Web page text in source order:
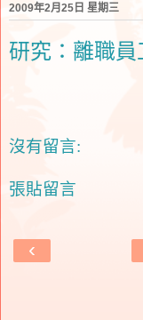
2009年2月25日 星期三
研究：離職
沒有留言:
張貼留言
‹